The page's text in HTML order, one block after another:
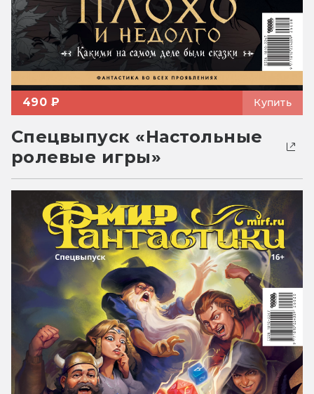
490 ₽ Купить
Спецвыпуск «Настольные
ролевые игры»